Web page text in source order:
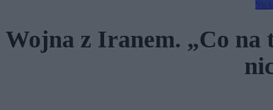
Wojna z Iranem. „Co na